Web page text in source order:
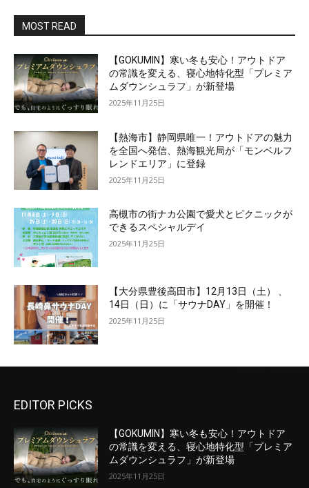
MOST READ
【GOKUMIN】寒い冬も安心！アウトドア
の常識を変える、寝心地特化型「プレミア
ムダウンシュラフ」が新登場
2025年11月25日
【熱海市】静岡県唯一！アウトドアの魅力
を全国へ発信、熱海観光局が「モンベルフ
レンドエリア」に登録
2025年11月25日
高槻市の街ナカ公園で愛犬とピクニックが
できるスペシャルデイ
2025年11月25日
【大分県豊後高田市】12月13日（土） 、
14日（日）に「サウナDAY」を開催！
2025年11月25日
EDITOR PICKS
【GOKUMIN】寒い冬も安心！アウトドア
の常識を変える、寝心地特化型「プレミア
ムダウンシュラフ」が新登場
2025年11月25日